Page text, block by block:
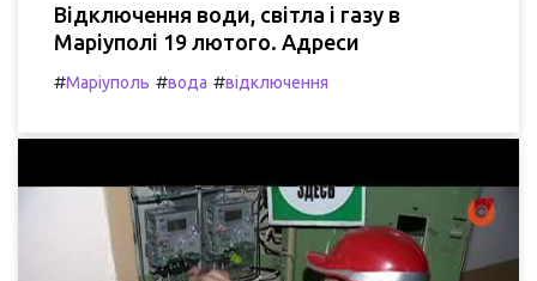
Відключення води, світла і газу в
Маріуполі 19 лютого. Адреси
#Маріуполь #вода #відключення